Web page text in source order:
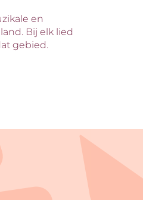
en
Bij elk lied
gebied.